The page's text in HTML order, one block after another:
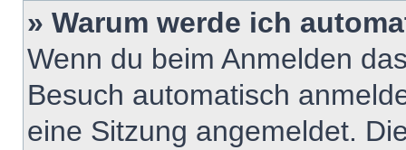
» Warum werde ich
Wenn du beim Anmelden
Besuch automatisch
eine Sitzung angemeldet.